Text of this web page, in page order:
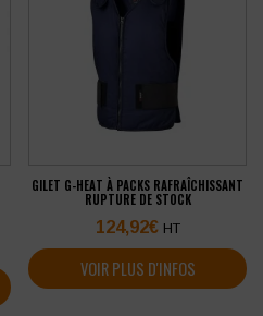
GILET G-HEAT À PACKS RAFRAÎCHISSANT
RUPTURE DE STOCK
124,92€ HT
VOIR PLUS D'INFOS